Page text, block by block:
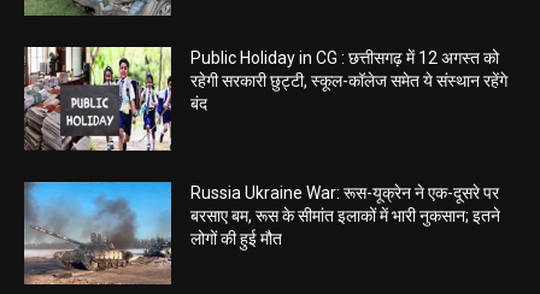
Public Holiday in CG : छत्तीसगढ़ में 12 अगस्त को
रहेगी सरकारी छुट्टी, स्कूल-कॉलेज समेत ये संस्थान रहेंगे
बंद
Russia Ukraine War: रूस-यूक्रेन ने एक-दूसरे पर
बरसाए बम, रूस के सीमांत इलाकों में भारी नुकसान; इतने
लोगों की हुई मौत